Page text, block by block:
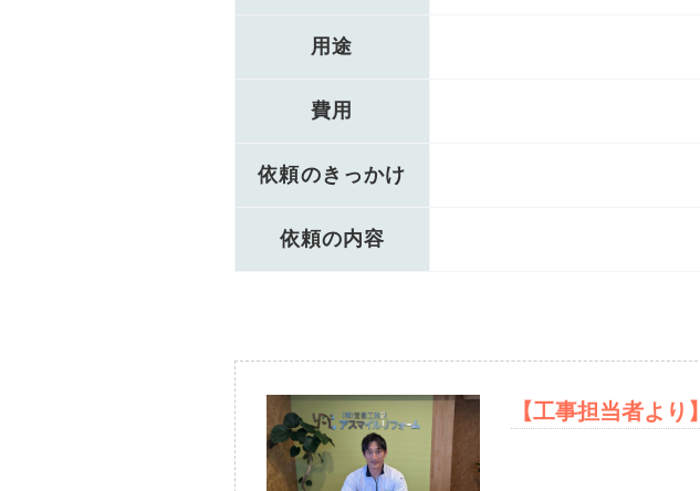
用途
費用
依頼のきっかけ
依頼の内容
【工事担当者より】